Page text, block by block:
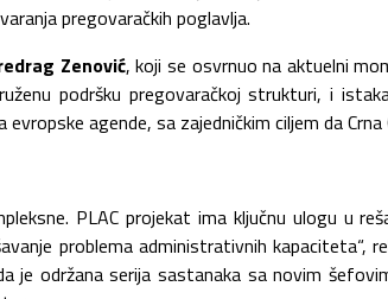
pregovaračkih poglavlja.
Zenović, koji se osvrnuo na aktuelni
podršku pregovaračkoj strukturi, i
agende, sa zajedničkim ciljem da
PLAC projekat ima ključnu ulogu u
problema administrativnih kapaciteta“,
je održana serija sastanaka sa novim